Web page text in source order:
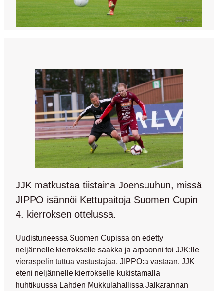
JJK matkustaa tiistaina Joensuuhun, missä
JIPPO isännöi Kettupaitoja Suomen Cupin
4. kierroksen ottelussa.
Uudistuneessa Suomen Cupissa on edetty
neljännelle kierrokselle saakka ja arpaonni toi JJK:lle
vieraspelin tuttua vastustajaa, JIPPO:a vastaan. JJK
eteni neljännelle kierrokselle kukistamalla
huhtikuussa Lahden Mukkulahallissa Jalkarannan